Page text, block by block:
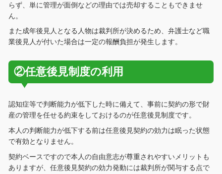
らず、単に管理が面倒などの理由では売却することもできませ
ん。
また成年後見人となる人物は裁判所が決めるため、弁護士など職
業後見人が付いた場合は一定の報酬負担が発生します。
②任意後見制度の利用
認知症等で判断能力が低下した時に備えて、事前に契約の形で財
産の管理を任せる約束をしておけるのが任意後見制度です。
本人の判断能力が低下する前は任意後見契約の効力は眠った状態
で有効となりません。
契約ベースですので本人の自由意志が尊重されやすいメリットも
ありますが、任意後見契約の効力発動には裁判所が関与する点で